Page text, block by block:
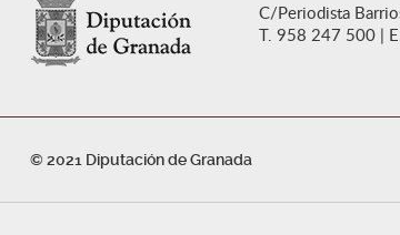
C/Periodista
T. 958 247 500
© 2021 Diputación de Granada